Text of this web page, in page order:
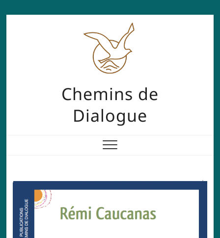
Chemins de
Dialogue